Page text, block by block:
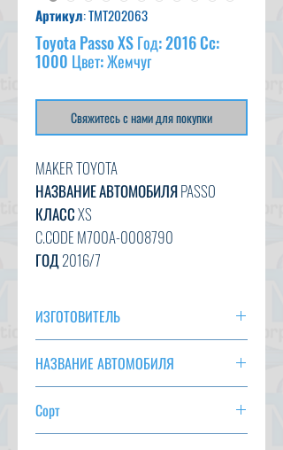
Артикул: TMT202063
Toyota Passo XS Год: 2016 Cc:
1000 Цвет: Жемчуг
Свяжитесь с нами для покупки
MAKER TOYOTA
НАЗВАНИЕ АВТОМОБИЛЯ PASSO
КЛАСС XS
C.CODE M700A-0008790
ГОД 2016/7
ТРАНСМИССИЯ НА
ЦВЕТ ЖЕМЧУЖИНЫ (W24)
60 935 км
ВАРИАНТ AC, PS, PW, AT, ABS,
ИЗГОТОВИТЕЛЬ
НАЗВАНИЕ АВТОМОБИЛЯ
Сорт